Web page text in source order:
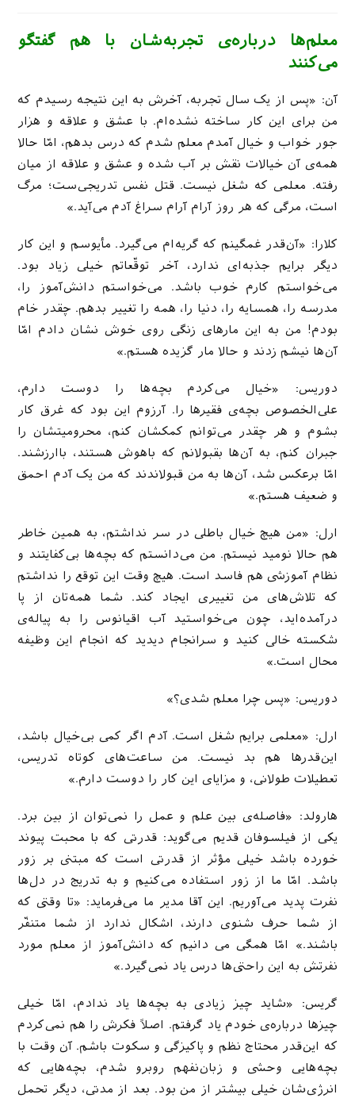
معلم‌ها درباره‌ی تجربه‌شان با هم گفتگو
می‌کنند
آن: «پس از یک سال تجربه، آخرش به این نتیجه رسیدم که
من برای این کار ساخته نشده‌ام. با عشق و علاقه و هزار
جور خواب و خیال آمدم معلم شدم که درس بدهم، امّا حالا
همه‌ی آن خیالات نقش بر آب شده و عشق و علاقه از میان
رفته. معلمی که شغل نیست. قتل نفس تدریجی‌ست؛ مرگ
است، مرگی که هر روز آرام آرام سراغ آدم می‌آید.»
کلارا: «آن‌قدر غمگینم که گریه‌ام می‌گیرد. مأیوسم و این کار
دیگر برایم جذبه‌ای ندارد، آخر توقّعاتم خیلی زیاد بود.
می‌خواستم کارم خوب باشد. می‌خواستم دانش‌آموز را،
مدرسه را، همسایه را، دنیا را، همه را تغییر بدهم. چقدر خام
بودم! من به این مارهای زنگی روی خوش نشان دادم امّا
آن‌ها نیشم زدند و حالا مار گزیده هستم.»
دوریس: «خیال می‌کردم بچه‌ها را دوست دارم،
علی‌الخصوص بچه‌ی فقیرها را. آرزوم این بود که غرق کار
بشوم و هر چقدر می‌توانم کمکشان کنم، محرومیتشان را
جبران کنم، به آن‌ها بقبولانم که باهوش هستند، باارزشند.
امّا برعکس شد، آن‌ها به من قبولاندند که من یک آدم احمق
و ضعیف هستم.»
ارل: «من هیچ خیال باطلی در سر نداشتم، به همین خاطر
هم حالا نومید نیستم. من می‌دانستم که بچه‌ها بی‌کفایتند و
نظام آموزشی هم فاسد است. هیچ وقت این توقع را نداشتم
که تلاش‌های من تغییری ایجاد کند. شما همه‌تان از پا
درآمده‌اید، چون می‌خواستید آب اقیانوس را به پیاله‌ی
شکسته خالی کنید و سرانجام دیدید که انجام این وظیفه
محال است.»
دوریس: «پس چرا معلم شدی؟»
ارل: «معلمی برایم شغل است. آدم اگر کمی بی‌خیال باشد،
این‌قدرها هم بد نیست. من ساعت‌های کوتاه تدریس،
تعطیلات طولانی، و مزایای این کار را دوست دارم.»
هارولد: «فاصله‌ی بین علم و عمل را نمی‌توان از بین برد.
یکی از فیلسوفان قدیم می‌گوید: قدرتی که با محبت پیوند
خورده باشد خیلی مؤثر از قدرتی است که مبتنی بر زور
باشد. امّا ما از زور استفاده می‌کنیم و به تدریج در دل‌ها
نفرت پدید می‌آوریم. این آقا مدیر ما می‌فرماید: «تا وقتی که
از شما حرف شنوی دارند، اشکال ندارد از شما متنفّر
باشند.» امّا همگی می دانیم که دانش‌آموز از معلم مورد
نفرتش به این راحتی‌ها درس یاد نمی‌گیرد.»
گریس: «شاید چیز زیادی به بچه‌ها یاد ندادم، امّا خیلی
چیزها درباره‌ی خودم یاد گرفتم. اصلاً فکرش را هم نمی‌کردم
که این‌قدر محتاج نظم و پاکیزگی و سکوت باشم. آن وقت با
بچه‌هایی وحشی و زبان‌نفهم روبرو شدم، بچه‌هایی که
انرژی‌شان خیلی بیشتر از من بود. بعد از مدتی، دیگر تحمل